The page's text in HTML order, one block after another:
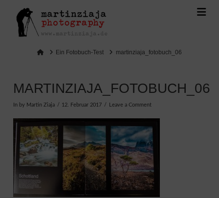
HomeEin Fotobuch-Test martinziaja_fotobuch_06
MARTINZIAJA_FOTOBUCH_06
In by Martin Ziaja 12. Februar 2017 Leave a Comment